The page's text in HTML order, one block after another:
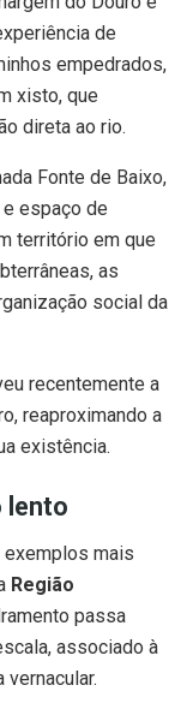
de
empedrados,
xisto, que
direta ao rio.
Fonte de Baixo,
espaço de
território em que
as
social da
recentemente a
reaproximando a
existência.
lento
exemplos mais
Região
passa
associado à